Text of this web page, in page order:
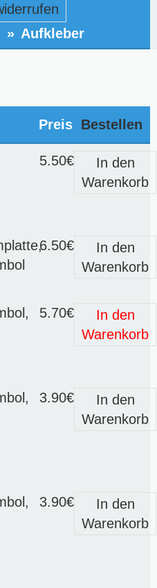
» Aufkleber
Preis Bestellen
5.50€
In den
Warenkorb
6.50€
In den
Warenkorb
5.70€
In den
Warenkorb
3.90€
In den
Warenkorb
3.90€
In den
Warenkorb